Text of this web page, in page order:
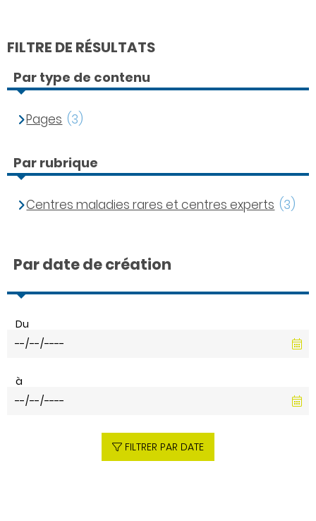
FILTRE DE RÉSULTATS
Par type de contenu
Pages (3)
Par rubrique
Centres maladies rares et centres experts (3)
Par date de création
Du
à
FILTRER PAR DATE